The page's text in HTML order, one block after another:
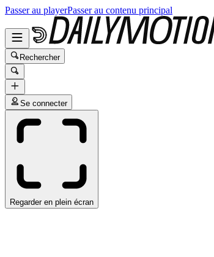
Passer au playerPasser au contenu principal
Rechercher
Se connecter
Regarder en plein écran